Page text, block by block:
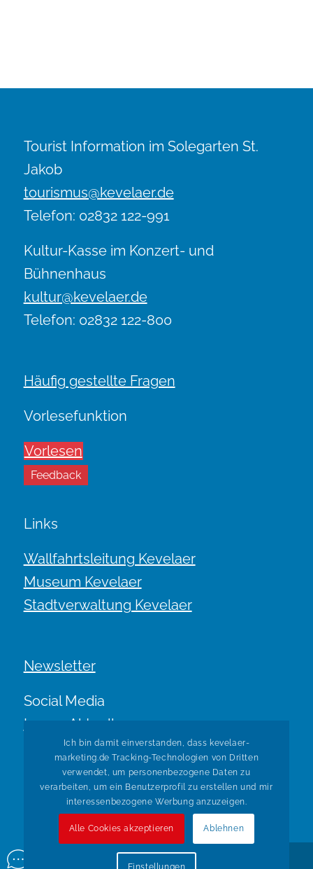
Tourist Information im Solegarten St.
Jakob
tourismus@kevelaer.de
Telefon: 02832 122-991
Kultur-Kasse im Konzert- und
Bühnenhaus
kultur@kevelaer.de
Telefon: 02832 122-800
Häufig gestellte Fragen
Vorlesefunktion
Vorlesen
Feedback
Links
Wallfahrtsleitung Kevelaer
Museum Kevelaer
Stadtverwaltung Kevelaer
Newsletter
Social Media
Immer Aktuell.
© Copyright Kevelaer Marketing. Realisiert durch
Ich bin damit einverstanden, dass kevelaer-
marketing.de Tracking-Technologien von Dritten
verwendet, um personenbezogene Daten zu
verarbeiten, um ein Benutzerprofil zu erstellen und mir
interessenbezogene Werbung anzuzeigen.
Alle Cookies akzeptieren Ablehnen
Einstellungen